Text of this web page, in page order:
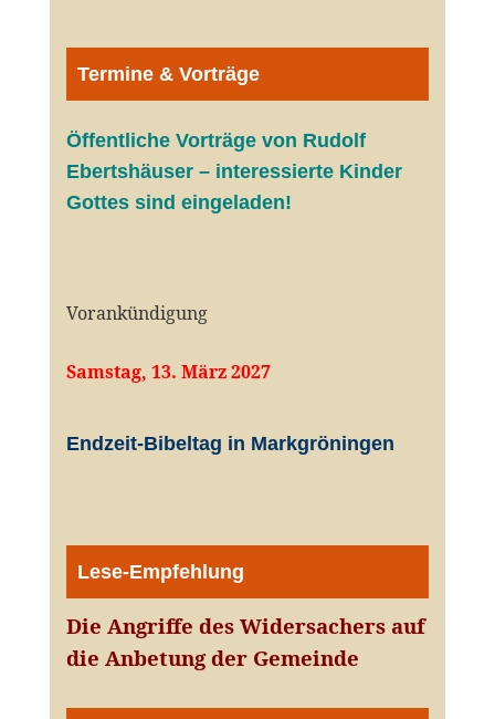
Termine & Vorträge
Öffentliche Vorträge von Rudolf
Ebertshäuser – interessierte Kinder
Gottes sind eingeladen!
Vorankündigung
Samstag, 13. März 2027
Endzeit-Bibeltag in Markgröningen
Lese-Empfehlung
Die Angriffe des Widersachers auf
die Anbetung der Gemeinde